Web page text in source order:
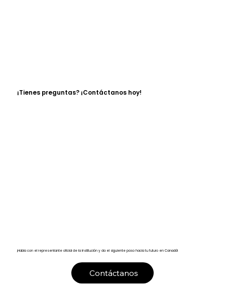
¡Tienes preguntas? ¡Contáctanos hoy!
¡Habla con el representante oficial de la institución y da el siguiente paso hacia tu futuro en Canadá!
Contáctanos